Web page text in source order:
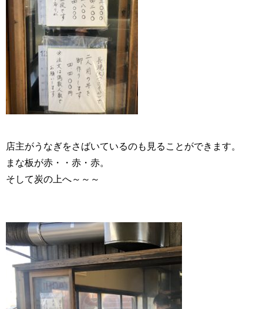
店主がうなぎをさばいているのも見ることができます。
まな板が赤・・赤・赤。
そして炭の上へ～～～